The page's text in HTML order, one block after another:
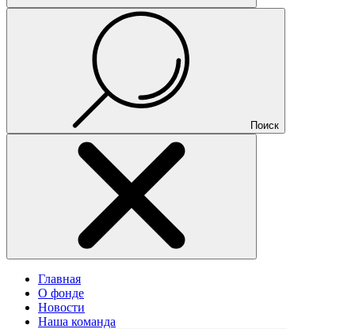
Поиск
Главная
О фонде
Новости
Наша команда